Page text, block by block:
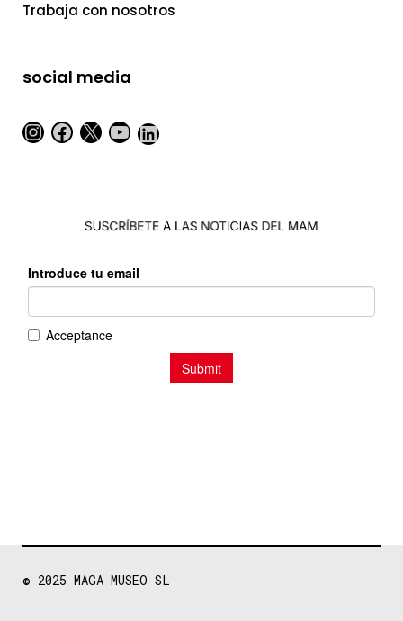
Trabaja con nosotros
social media
Instagram
Facebook
X YouTube
LinkedIn
© 2025 MAGA MUSEO SL